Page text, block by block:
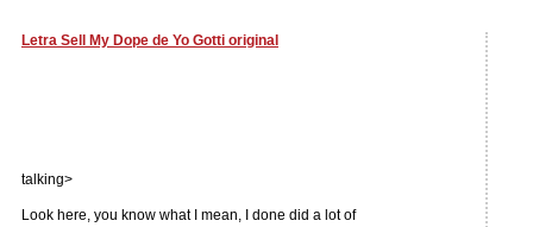
Letra Sell My Dope de Yo Gotti original
talking>
Look here, you know what I mean, I done did a lot of